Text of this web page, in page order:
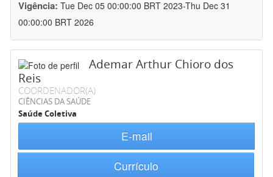
Vigência: Tue Dec 05 00:00:00 BRT 2023-Thu Dec 31
00:00:00 BRT 2026
Ademar Arthur Chioro dos
Reis
COORDENADOR(A)
CIÊNCIAS DA SAÚDE
Saúde Coletiva
E-mail
Currículo